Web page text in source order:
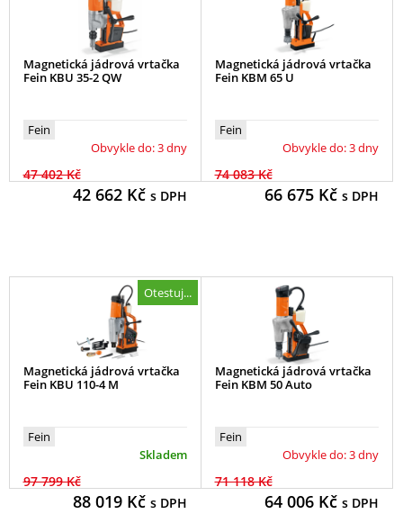
Magnetická jádrová vrtačka
Fein KBU 35-2 QW
Fein
Obvykle do: 3 dny
47 402 Kč
42 662Kč s DPH
Magnetická jádrová vrtačka
Fein KBM 65 U
Fein
Obvykle do: 3 dny
74 083 Kč
66 675Kč s DPH
Otestuj...
Magnetická jádrová vrtačka
Fein KBU 110-4 M
Fein
Skladem
97 799 Kč
88 019Kč s DPH
Magnetická jádrová vrtačka
Fein KBM 50 Auto
Fein
Obvykle do: 3 dny
71 118 Kč
64 006Kč s DPH